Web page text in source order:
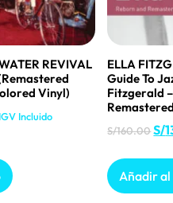
REVIVAL
Vinyl)
IGV Incluido
ELLA
Guide To
Fitzgerald
S/160.00 S/
Añadir